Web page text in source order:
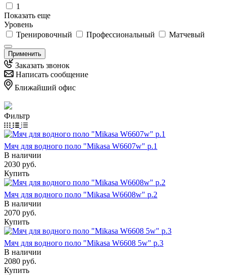
1
Показать еще
Уровень
Тренировочный
Профессиональный Матчевый
Применить
Заказать звонок
Написать сообщение
Ближайший офис
Фильтр
Мяч для водного поло "Mikasa W6607w" р.1
В наличии
2030 руб.
Купить
Мяч для водного поло "Mikasa W6608w" р.2
В наличии
2070 руб.
Купить
Мяч для водного поло "Mikasa W6608 5w" р.3
В наличии
2080 руб.
Купить